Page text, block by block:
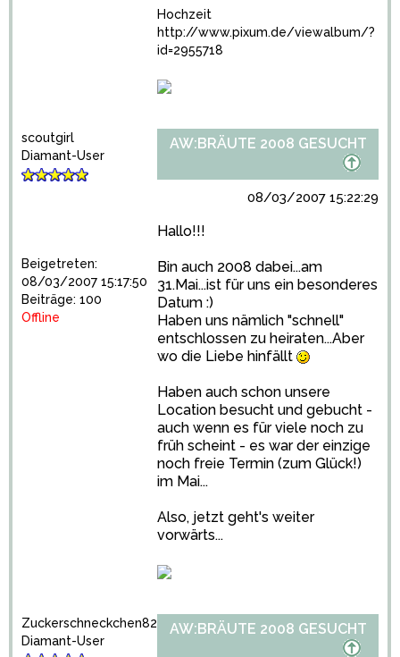
Hochzeit
http://www.pixum.de/viewalbum/?
id=2955718
scoutgirl
Diamant-User
Beigetreten:
08/03/2007 15:17:50
Beiträge: 100
Offline
AW:BRÄUTE 2008 GESUCHT
08/03/2007 15:22:29
Hallo!!!
Bin auch 2008 dabei...am
31.Mai...ist für uns ein besonderes
Datum :)
Haben uns nämlich "schnell"
entschlossen zu heiraten...Aber
wo die Liebe hinfällt
Haben auch schon unsere
Location besucht und gebucht -
auch wenn es für viele noch zu
früh scheint - es war der einzige
noch freie Termin (zum Glück!)
im Mai...
Also, jetzt geht's weiter
vorwärts...
Zuckerschneckchen82
Diamant-User
AW:BRÄUTE 2008 GESUCHT